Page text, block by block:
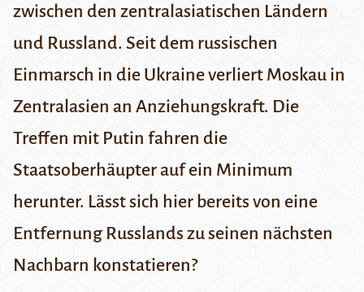
zwischen den zentralasiatischen Ländern
und Russland. Seit dem russischen
Einmarsch in die Ukraine verliert Moskau in
Zentralasien an Anziehungskraft. Die
Treffen mit Putin fahren die
Staatsoberhäupter auf ein Minimum
herunter. Lässt sich hier bereits von eine
Entfernung Russlands zu seinen nächsten
Nachbarn konstatieren?